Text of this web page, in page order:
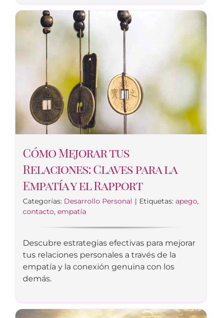
Cómo Mejorar tus
Relaciones: Claves para la
Empatía y el Rapport
Categorías: Desarrollo Personal | Etiquetas: apego,
contacto, empatía
Descubre estrategias efectivas para mejorar
tus relaciones personales a través de la
empatía y la conexión genuina con los
demás.